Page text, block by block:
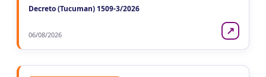
Decreto (Tucuman) 1509-3/2026
06/08/2026 ↗